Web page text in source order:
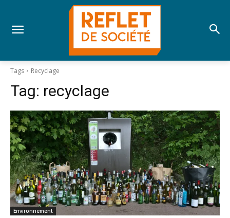
Tags Recyclage
Tag: recyclage
Environnement